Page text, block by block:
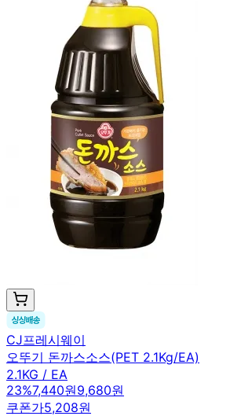
CJ프레시웨이
오뚜기 돈까스소스(PET 2.1Kg/EA)
2.1KG / EA
23%7,440원9,680원
쿠폰가5,208원